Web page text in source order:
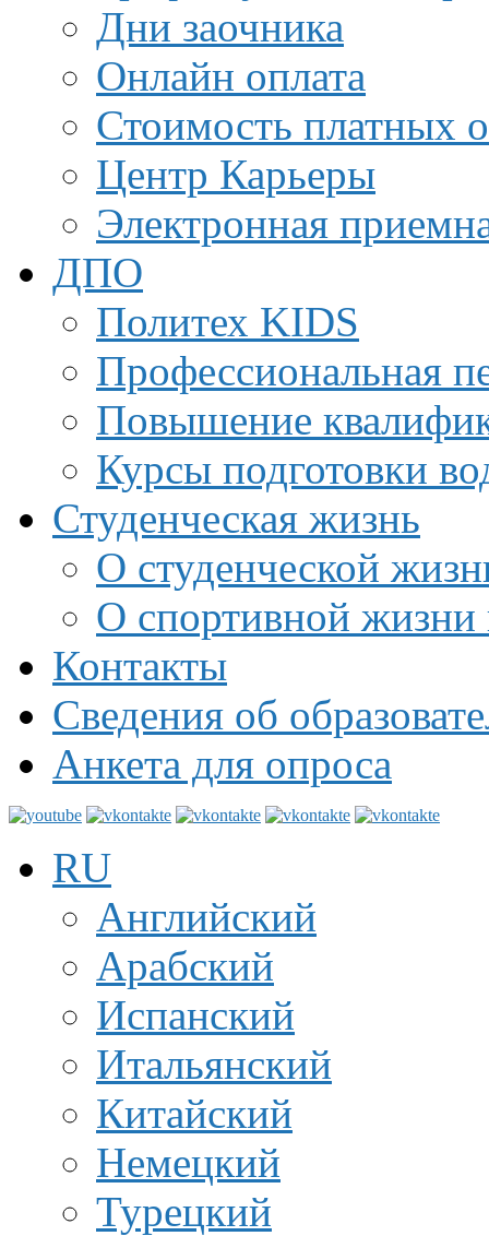
Дни заочника
Онлайн оплата
Стоимость платных
Центр Карьеры
Электронная
ДПО
Политех KIDS
Профессиональная
Повышение
Курсы подготовки
Студенческая жизнь
О студенческой
О спортивной жизни
Контакты
Сведения об
Анкета для опроса
RU
Английский
Арабский
Испанский
Итальянский
Китайский
Немецкий
Турецкий